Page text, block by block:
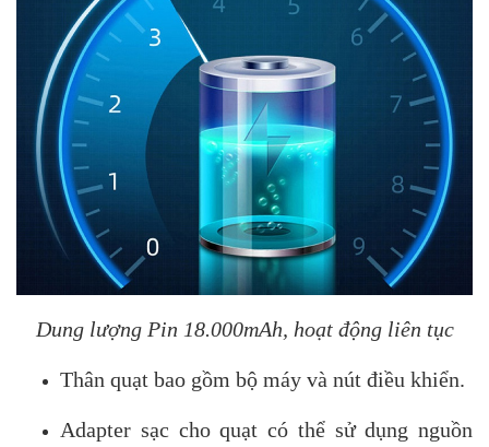
Dung lượng Pin 18.000mAh, hoạt động liên tục
Thân quạt bao gồm bộ máy và nút điều khiển.
Adapter sạc cho quạt có thể sử dụng nguồn